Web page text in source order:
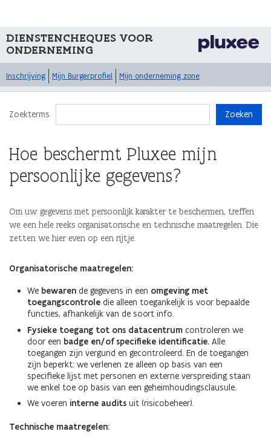
DIENSTENCHEQUES VOOR
ONDERNEMING
Inschrijving Mijn Burgerprofiel Mijn onderneming zone
Zoekterms Zoeken
Hoe beschermt Pluxee mijn
persoonlijke gegevens?
Om uw gegevens met persoonlijk karakter te beschermen, treffen
we een hele reeks organisatorische en technische maatregelen. Die
zetten we hier even op een rijtje.
Organisatorische maatregelen:
We bewaren de gegevens in een omgeving met
toegangscontrole die alleen toegankelijk is voor bepaalde
functies, afhankelijk van de soort info.
Fysieke toegang tot ons datacentrum controleren we
door een badge en/of specifieke identificatie. Alle
toegangen zijn vergund en gecontroleerd. En de toegangen
zijn beperkt: we verlenen ze alleen op basis van een
specifieke lijst met personen en externe verspreiding staan
we enkel toe op basis van een geheimhoudingsclausule.
We voeren interne audits uit (risicobeheer).
Technische maatregelen: